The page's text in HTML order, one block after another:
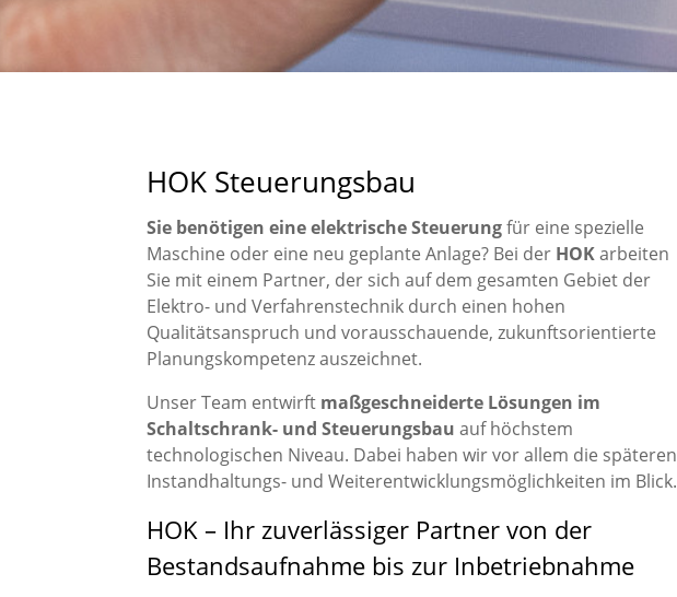
HOK Steuerungsbau
Sie benötigen eine elektrische Steuerungfür eine spezielle
Maschine oder eine neu geplante Anlage? Bei der HOKarbeiten
Sie mit einem Partner, der sich auf dem gesamten Gebiet der
Elektro- und Verfahrenstechnik durch einen hohen
Qualitätsanspruch und vorausschauende, zukunftsorientierte
Planungskompetenz auszeichnet.
Unser Team entwirft maßgeschneiderte Lösungen im
Schaltschrank- und Steuerungsbau auf höchstem
technologischen Niveau. Dabei haben wir vor allem die späteren
Instandhaltungs- und Weiterentwicklungsmöglichkeiten im Blick.
HOK – Ihr zuverlässiger Partner von der
Bestandsaufnahme bis zur Inbetriebnahme